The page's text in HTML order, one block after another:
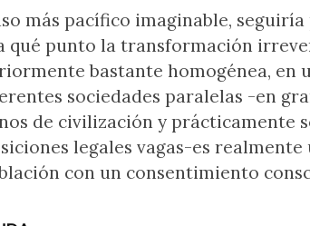
más pacífico imaginable,
qué punto la transformación
bastante homogénea, en
sociedades paralelas -en
de civilización y prácticamente
legales vagas-es realmente
con un consentimiento